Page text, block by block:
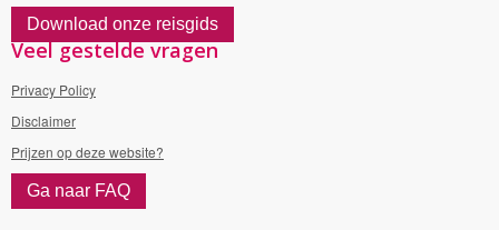
Download onze reisgids
Veel gestelde vragen
Privacy Policy
Disclaimer
Prijzen op deze website?
Ga naar FAQ